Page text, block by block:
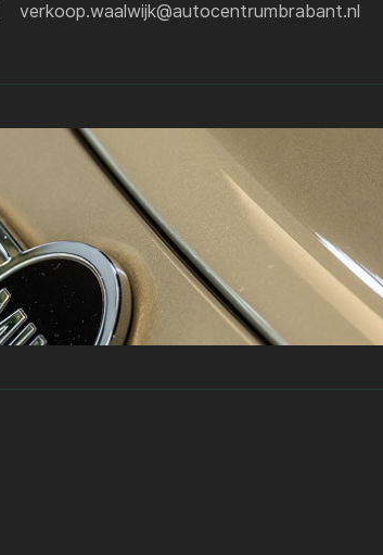
verkoop.waalwijk@autocentrumbrabant.nl